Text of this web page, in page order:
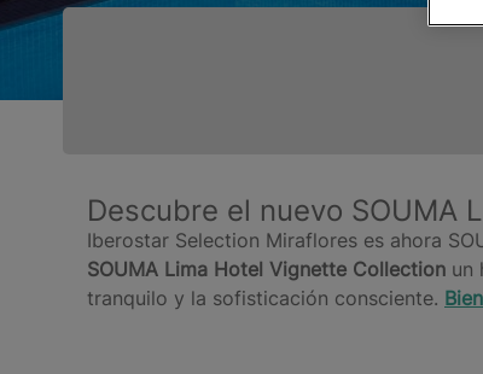
Descubre el nuevo SOUMA
Iberostar Selection Miraflores es ahora
SOUMA Lima Hotel Vignette Collection un
tranquilo y la sofisticación consciente.